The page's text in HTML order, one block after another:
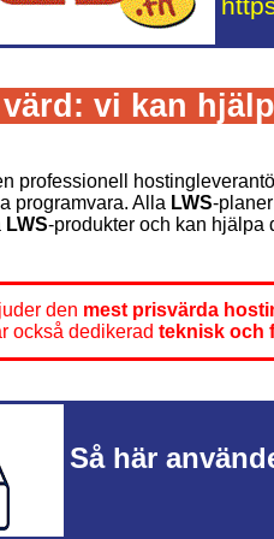
vi kan
professionell
programvara. Alla LWS-
LWS-produkter och kan hjälpa
den mest prisvärda
också dedikerad teknisk och
Så här